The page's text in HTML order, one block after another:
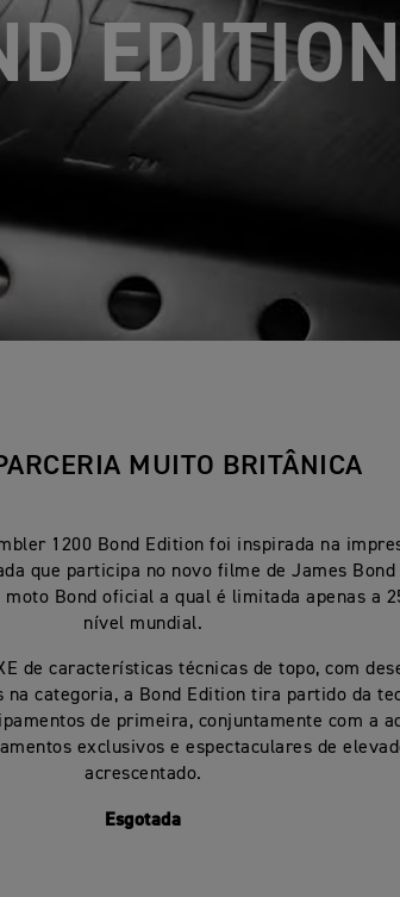
&
MUITO BRITÂNICA
1200 Bond Edition foi inspirada na
que participa no novo filme de James Bond
Bond oficial a qual é limitada apenas a
nível mundial.
de características técnicas de topo, com
na categoria, a Bond Edition tira partido da
de primeira, conjuntamente com a
exclusivos e espectaculares de
acrescentado.
Esgotada